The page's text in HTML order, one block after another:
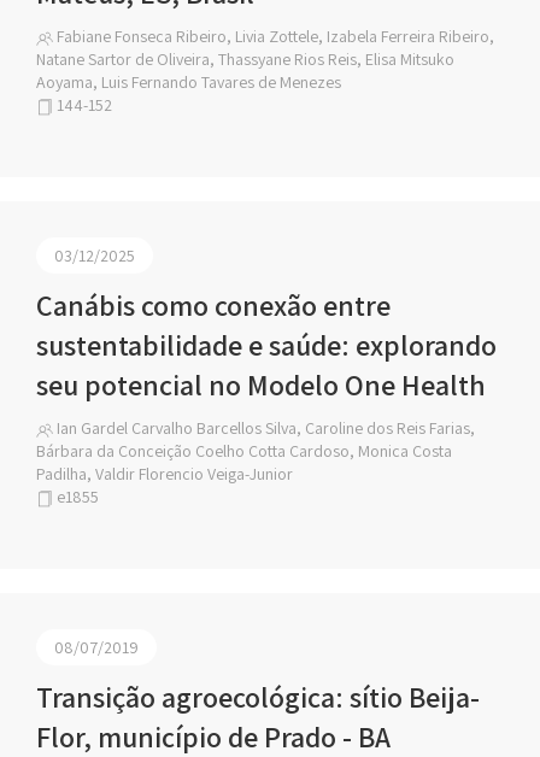
Fabiane Fonseca Ribeiro, Livia Zottele, Izabela Ferreira Ribeiro,
Natane Sartor de Oliveira, Thassyane Rios Reis, Elisa Mitsuko
Aoyama, Luis Fernando Tavares de Menezes
144-152
03/12/2025
Canábis como conexão entre
sustentabilidade e saúde: explorando
seu potencial no Modelo One Health
Ian Gardel Carvalho Barcellos Silva, Caroline dos Reis Farias,
Bárbara da Conceição Coelho Cotta Cardoso, Monica Costa
Padilha, Valdir Florencio Veiga-Junior
e1855
08/07/2019
Transição agroecológica: sítio Beija-
Flor, município de Prado - BA